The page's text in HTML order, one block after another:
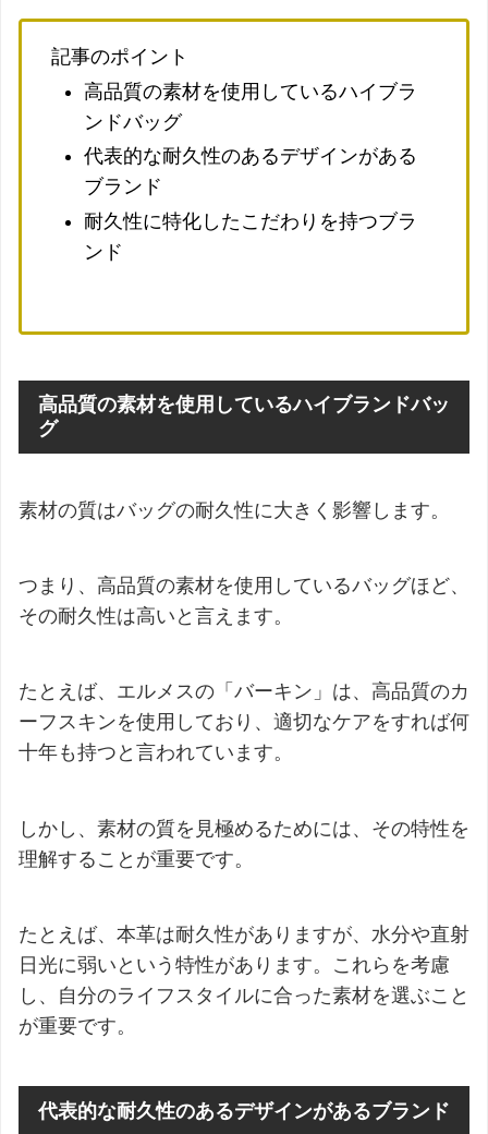
記事のポイント
高品質の素材を使用しているハイブラ
ンドバッグ
代表的な耐久性のあるデザインがある
ブランド
耐久性に特化したこだわりを持つブラ
ンド
高品質の素材を使用しているハイブランドバッ
グ
素材の質はバッグの耐久性に大きく影響します。
つまり、高品質の素材を使用しているバッグほど、
その耐久性は高いと言えます。
たとえば、エルメスの「バーキン」は、高品質のカ
ーフスキンを使用しており、適切なケアをすれば何
十年も持つと言われています。
しかし、素材の質を見極めるためには、その特性を
理解することが重要です。
たとえば、本革は耐久性がありますが、水分や直射
日光に弱いという特性があります。これらを考慮
し、自分のライフスタイルに合った素材を選ぶこと
が重要です。
代表的な耐久性のあるデザインがあるブランド